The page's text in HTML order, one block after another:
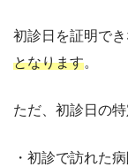
初診日を証明でき
となります。
ただ、初診日の
・初診で訪れた